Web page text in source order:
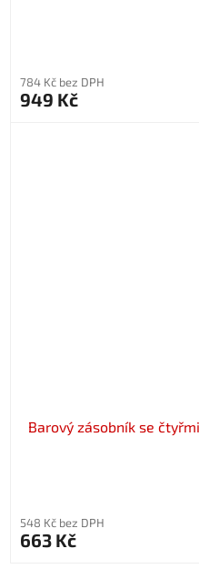
784 Kč bez DPH
949 Kč
Barový zásobník se
548 Kč bez DPH
663 Kč